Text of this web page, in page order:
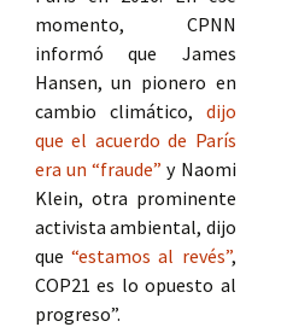
momento, CPNN
informó que James
Hansen, un pionero en
cambio climático, dijo
que el acuerdo de París
era un “fraude” y Naomi
Klein, otra prominente
activista ambiental, dijo
que “estamos al revés”,
COP21 es lo opuesto al
progreso”.